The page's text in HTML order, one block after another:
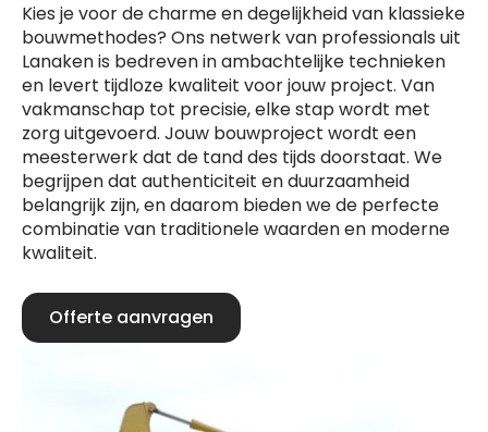
Kies je voor de charme en degelijkheid van klassieke
bouwmethodes? Ons netwerk van professionals uit
Lanaken is bedreven in ambachtelijke technieken
en levert tijdloze kwaliteit voor jouw project. Van
vakmanschap tot precisie, elke stap wordt met
zorg uitgevoerd. Jouw bouwproject wordt een
meesterwerk dat de tand des tijds doorstaat. We
begrijpen dat authenticiteit en duurzaamheid
belangrijk zijn, en daarom bieden we de perfecte
combinatie van traditionele waarden en moderne
kwaliteit.
Offerte aanvragen